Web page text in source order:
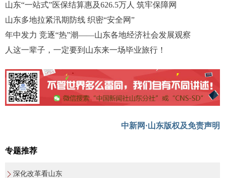
山东“一站式”医保结算惠及626.5万人 筑牢保障网
山东多地拉紧汛期防线 织密“安全网”
年中发力 竞逐“热”潮——山东各地经济社会发展观察
人这一辈子，一定要到山东来一场毕业旅行！
中新网·山东版权及免责声明
专题推荐
深化改革看山东